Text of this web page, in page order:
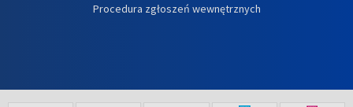
Procedura zgłoszeń wewnętrznych